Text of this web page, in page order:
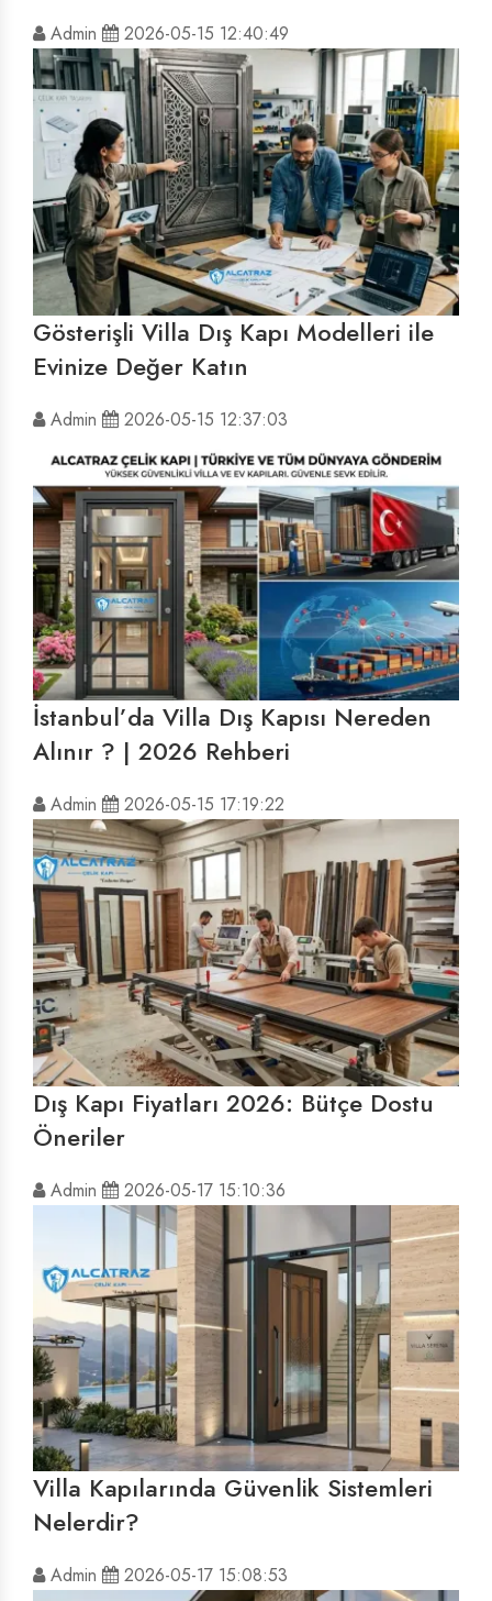
Admin 2026-05-15 12:40:49
Gösterişli Villa Dış Kapı Modelleri ile
Evinize Değer Katın
Admin 2026-05-15 12:37:03
İstanbul’da Villa Dış Kapısı Nereden
Alınır ? | 2026 Rehberi
Admin 2026-05-15 17:19:22
Dış Kapı Fiyatları 2026: Bütçe Dostu
Öneriler
Admin 2026-05-17 15:10:36
Villa Kapılarında Güvenlik Sistemleri
Nelerdir?
Admin 2026-05-17 15:08:53